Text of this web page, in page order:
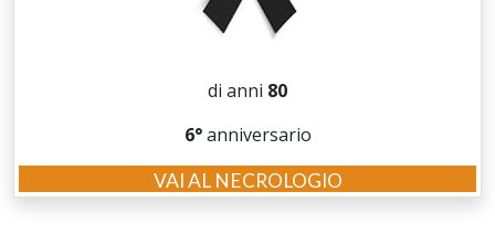
di anni 80
6°anniversario
VAI AL NECROLOGIO